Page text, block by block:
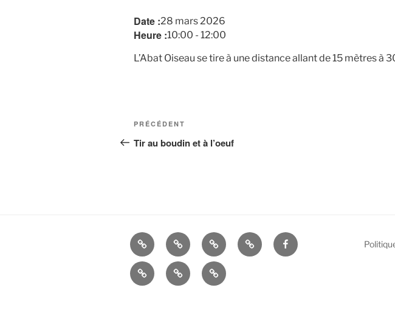
Date :28 mars 2026
Heure :10:00 - 12:00
L’Abat Oiseau se tire à une distance allant de 15 mètres à
Navigation
de
Article
précédent
PRÉCÉDENT
Tir au boudin et à l’oeuf
La
Cie
d’Arc
Histoire ALBUMSLIENS
UTILES
FACEBOOK
MandatsNous
contacter
–